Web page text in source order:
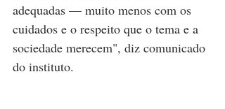
adequadas — muito menos com os
cuidados e o respeito que o tema e a
sociedade merecem", diz comunicado
do instituto.